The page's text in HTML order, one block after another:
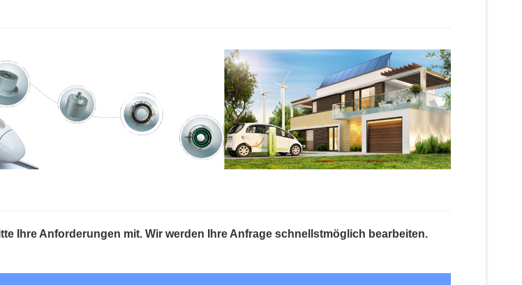
Ihre Anforderungen mit. Wir werden Ihre Anfrage schnellstmöglich bearbeiten.